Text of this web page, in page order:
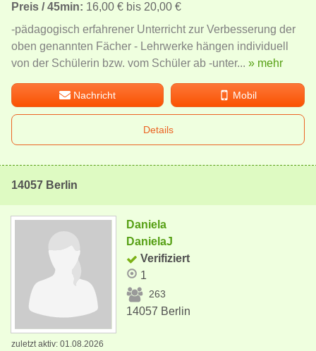
Preis / 45min: 16,00 € bis 20,00 €
-pädagogisch erfahrener Unterricht zur Verbesserung der
oben genannten Fächer - Lehrwerke hängen individuell
von der Schülerin bzw. vom Schüler ab -unter... » mehr
Nachricht Mobil
Details
14057 Berlin
Daniela
DanielaJ
Verifiziert
1
263
14057 Berlin
zuletzt aktiv: 01.08.2026